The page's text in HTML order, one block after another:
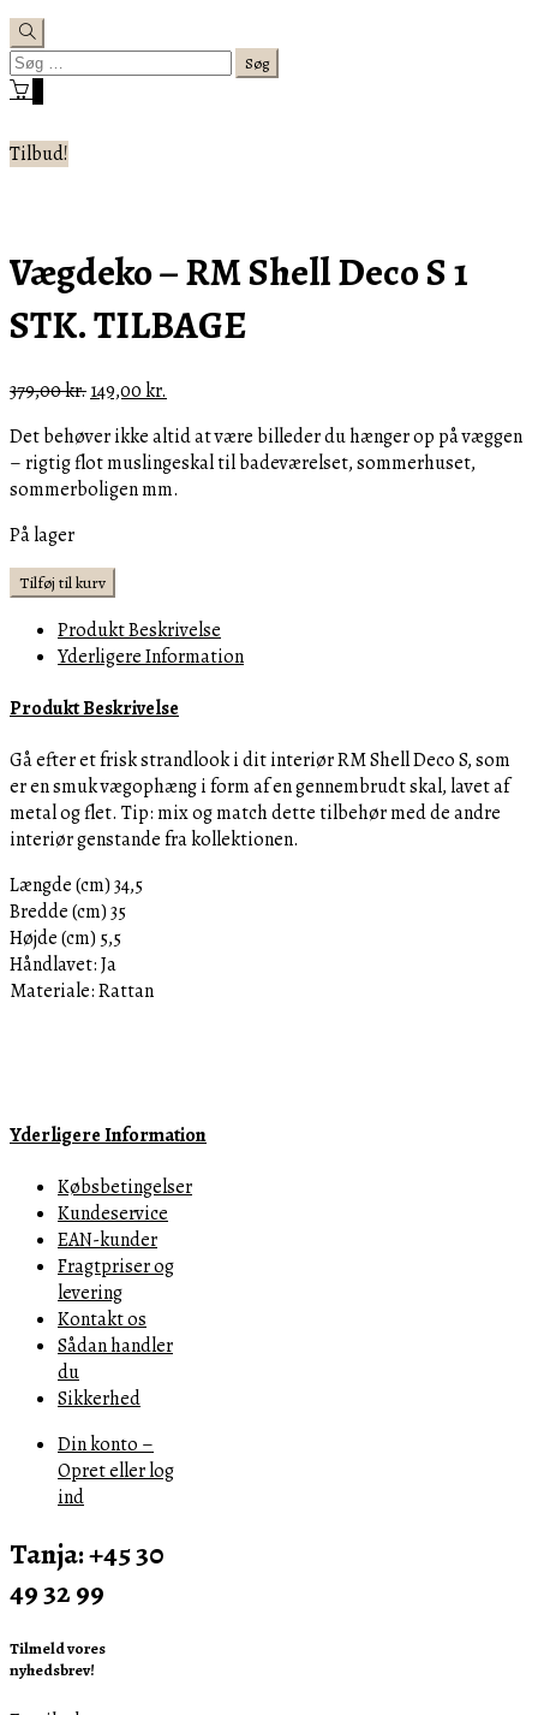
Search
Søg
efter:
Tilbud!
Vægdeko – RM Shell Deco S 1
STK. TILBAGE
379,00kr.Den
pris
var:
379,00 kr..
149,00kr.
pris
er:
149,00 kr..
Det behøver ikke altid at være billeder du hænger op på væggen
– rigtig flot muslingeskal til badeværelset, sommerhuset,
sommerboligen mm.
På lager
Vægdeko
-
Shell
S
STK.
TILBAGE
antal
Tilføj til kurv
Produkt Beskrivelse
Yderligere Information
Produkt Beskrivelse
Gå efter et frisk strandlook i dit interiørRM Shell Deco S, som
er en smuk vægophæng i form af en gennembrudt skal, lavet af
metal og flet. Tip: mix og match dette tilbehør med de andre
interiør genstande fra kollektionen.
Længde (cm) 34,5
Bredde (cm) 35
Højde (cm) 5,5
Håndlavet: Ja
Materiale: Rattan
Yderligere Information
Købsbetingelser
Kundeservice
EAN-kunder
Fragtpriser og
levering
Kontakt os
Sådan handler
du
Sikkerhed
Din konto –
Opret eller log
ind
Tanja: +45 30
49 32 99
Tilmeld vores
nyhedsbrev!